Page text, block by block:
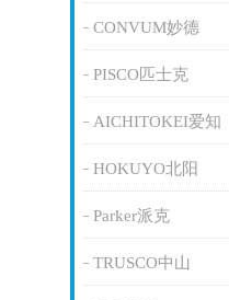
CONVUM妙德
PISCO匹士克
AICHITOKEI爱知
HOKUYO北阳
Parker派克
TRUSCO中山